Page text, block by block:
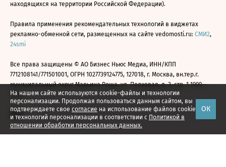
На нашем сайте используются cookie-файлы и технологии
персонализации. Продолжая пользоваться данным сайтом, вы
подтверждаете свое согласие на использование файлов cookie
и технологий персонализации в соответствии с Политикой в
отношении обработки персональных данных.
ОК
находящихся на территории Российской Федерации).
Правила применения рекомендательных технологий в виджетах
рекламно-обменной сети, размещенных на сайте vedomosti.ru: СМИ2,
24smi
Все права защищены © АО Бизнес Ньюс Медиа, ИНН/КПП
7712108141/771501001, ОГРН 1027739124775, 127018, г. Москва, вн.тер.г.
муниципальный округ Марьина Роща, ул. Полковая, д. 3, стр. 1 1999—
2026